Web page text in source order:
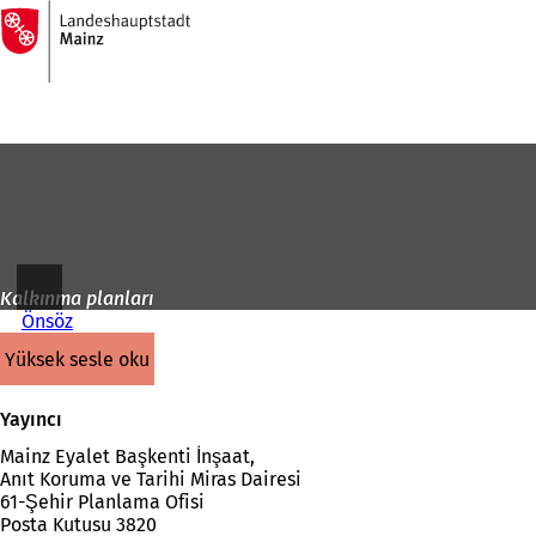
İçeriğe atla
Ana
sayfaya
Kalkınma planları
Önsöz
yüksek sesle oku
Yayıncı
Mainz Eyalet Başkenti İnşaat,
Anıt Koruma ve Tarihi Miras Dairesi
61-Şehir Planlama Ofisi
Posta Kutusu 3820